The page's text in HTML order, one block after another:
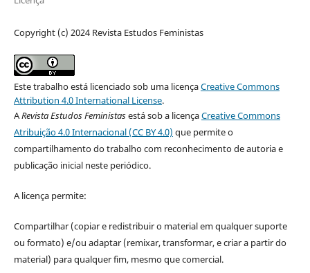
Copyright (c) 2024 Revista Estudos Feministas
Este trabalho está licenciado sob uma licençaCreative Commons
Attribution 4.0 International License.
ARevista Estudos Feministasestá sob a licençaCreative Commons
Atribuição 4.0 Internacional (CC BY 4.0) que permite o
compartilhamento do trabalho com reconhecimento de autoria e
publicação inicial neste periódico.
A licença permite:
Compartilhar (copiar e redistribuir o material em qualquer suporte
ou formato) e/ou adaptar (remixar, transformar, e criar a partir do
material) para qualquer fim, mesmo que comercial.